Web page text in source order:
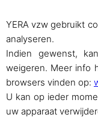
YERA vzw gebruikt
analyseren.
Indien gewenst,
weigeren. Meer info
browsers vinden op:
U kan op ieder
uw apparaat